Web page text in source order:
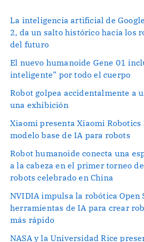
La inteligencia artificial de
2, da un salto histórico hacia los
del futuro
El nuevo humanoide Gene 01
inteligente” por todo el cuerpo
Robot golpea accidentalmente a
una exhibición
Xiaomi presenta Xiaomi Robotics
modelo base de IA para robots
Robot humanoide conecta una
a la cabeza en el primer torneo
robots celebrado en China
NVIDIA impulsa la robótica Open
herramientas de IA para crear
más rápido
NASA y la Universidad Rice